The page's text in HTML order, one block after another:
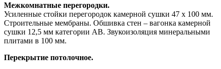
Межкомнатные перегородки.
Усиленные стойки перегородок камерной сушки 47 х 100 мм.
Строительные мембраны. Обшивка стен – вагонка камерной
сушки 12,5 мм категории АВ. Звукоизоляция минеральными
плитами в 100 мм.
Перекрытие потолочное.